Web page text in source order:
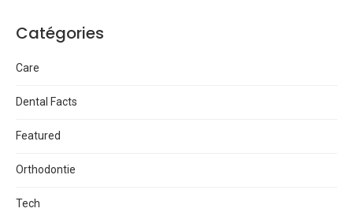
Catégories
Care
Dental Facts
Featured
Orthodontie
Tech